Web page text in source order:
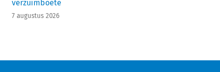
verzuimboete
7 augustus 2026